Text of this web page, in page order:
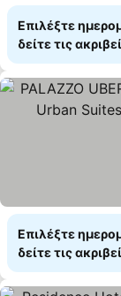
Επιλέξτε
δείτε τις
Επιλέξτε
δείτε τις